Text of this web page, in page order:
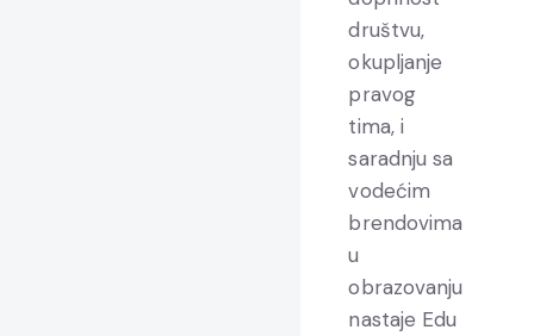
društvu,
okupljanje
pravog
tima, i
saradnju sa
vodećim
brendovima
u
obrazovanju
nastaje Edu